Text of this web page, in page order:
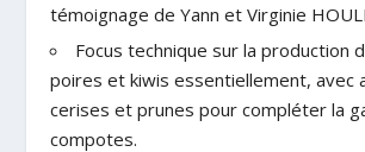
témoignage de Yann et Virginie
Focus technique sur la production
poires et kiwis essentiellement, avec
cerises et prunes pour compléter la
compotes.